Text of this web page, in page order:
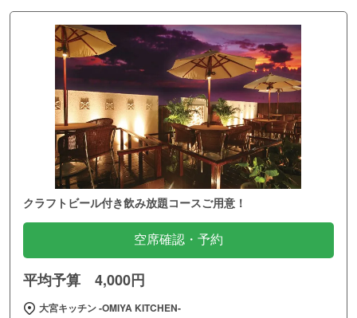
クラフトビール付き飲み放題コースご用意！
空席確認・予約
平均予算 4,000円
大宮キッチン ‐OMIYA KITCHEN‐